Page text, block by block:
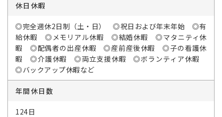
休日休暇
◎完全週休2日制（土・日） ◎祝日および年末年始 ◎有
給休暇 ◎メモリアル休暇 ◎結婚休暇 ◎マタニティ休
暇 ◎配偶者の出産休暇 ◎産前産後休暇 ◎子の看護休
暇 ◎介護休暇 ◎両立支援休暇 ◎ボランティア休暇
◎バックアップ休暇など
年間休日数
124日